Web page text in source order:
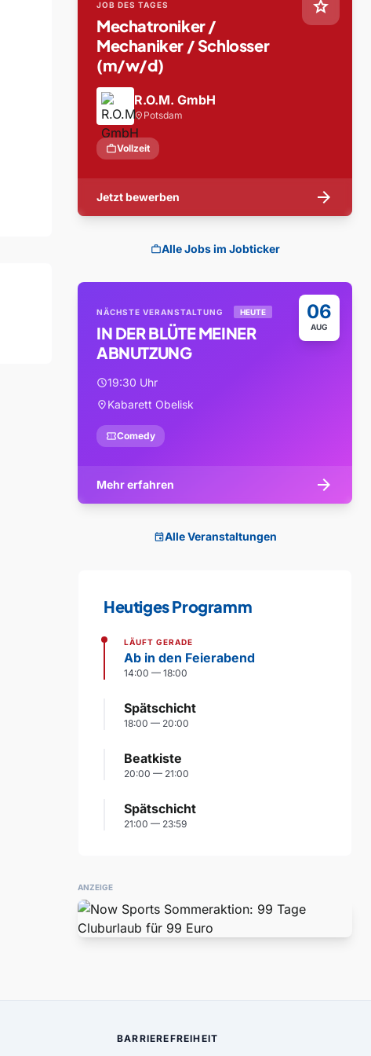
star
JOB DES TAGES
Mechatroniker /
Mechaniker / Schlosser
(m/w/d)
R.O.M. GmbH
location_on Potsdam
workVollzeit
Jetzt bewerben arrow_forward
workAlle Jobs im Jobticker
06
AUG
NÄCHSTE VERANSTALTUNG HEUTE
IN DER BLÜTE MEINER
ABNUTZUNG
schedule19:30 Uhr
location_onKabarett Obelisk
confirmation_numberComedy
Mehr erfahren arrow_forward
eventAlle Veranstaltungen
Heutiges Programm
LÄUFT GERADE
Ab in den Feierabend
14:00 — 18:00
Spätschicht
18:00 — 20:00
Beatkiste
20:00 — 21:00
Spätschicht
21:00 — 23:59
ANZEIGE
BARRIEREFREIHEIT